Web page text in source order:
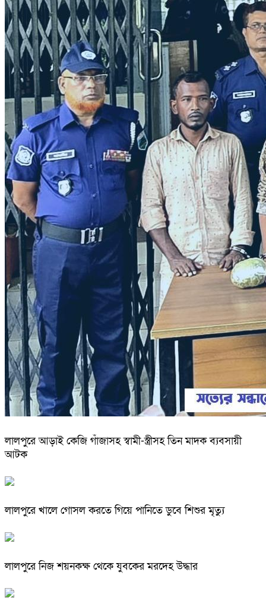
লালপুরে আড়াই কেজি গাঁজাসহ স্বামী-স্ত্রীসহ তিন মাদক ব্যবসায়ী
আটক
লালপুরে খালে গোসল করতে গিয়ে পানিতে ডুবে শিশুর মৃত্যু
লালপুরে নিজ শয়নকক্ষ থেকে যুবকের মরদেহ উদ্ধার